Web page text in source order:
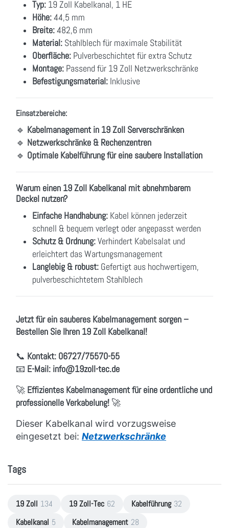
Typ: 19 Zoll Kabelkanal, 1 HE
Höhe:44,5 mm
Breite:482,6 mm
Material: Stahlblech für maximale Stabilität
Oberfläche: Pulverbeschichtet für extra Schutz
Montage: Passend für 19 Zoll Netzwerkschränke
Befestigungsmaterial: Inklusive
Einsatzbereiche:
🔹 Kabelmanagement in 19 Zoll Serverschränken
🔹 Netzwerkschränke & Rechenzentren
🔹 Optimale Kabelführung für eine saubere Installation
Warum einen 19 Zoll Kabelkanal mit abnehmbarem
Deckel nutzen?
Einfache Handhabung: Kabel können jederzeit
schnell & bequem verlegt oder angepasst werden
Schutz & Ordnung:Verhindert Kabelsalat und
erleichtert das Wartungsmanagement
Langlebig & robust: Gefertigt aus hochwertigem,
pulverbeschichtetem Stahlblech
Jetzt für ein sauberes Kabelmanagement sorgen –
Bestellen Sie Ihren 19 Zoll Kabelkanal!
📞 Kontakt: 06727/75570-55
📧 E-Mail: info@19zoll-tec.de
🚀 Effizientes Kabelmanagement für eine ordentliche und
professionelle Verkabelung! 🚀
Dieser Kabelkanal wird vorzugsweise
eingesetzt bei: Netzwerkschränke
Tags
19 Zoll 134 19 Zoll-Tec 62 Kabelführung 32
Kabelkanal 5 Kabelmanagement 28